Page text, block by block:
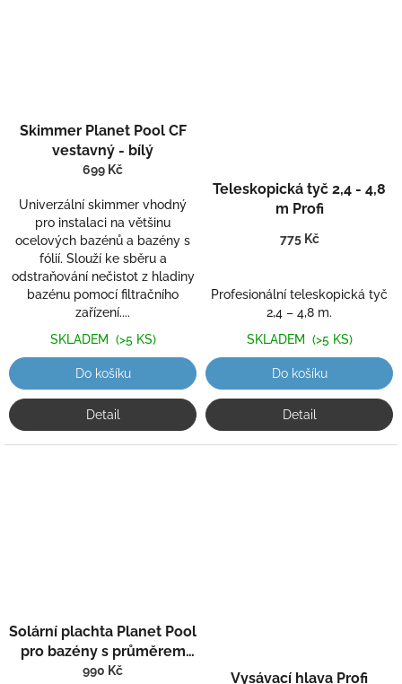
Skimmer Planet Pool CF
vestavný - bílý
699 Kč
Univerzální skimmer vhodný
pro instalaci na většinu
ocelových bazénů a bazény s
fólií. Slouží ke sběru a
odstraňování nečistot z hladiny
bazénu pomocí filtračního
zařízení....
SKLADEM (>5 KS)
Do košíku
Detail
produktu
je
5,0
z
Teleskopická tyč 2,4 - 4,8
m Profi
775 Kč
Profesionální teleskopická tyč
2,4 – 4,8 m.
SKLADEM (>5 KS)
Do košíku
Detail
hodnocení
produktu
je
Solární plachta Planet Pool
pro bazény s průměrem
hladiny 4,6 m
990 Kč Vysávací hlava Profi